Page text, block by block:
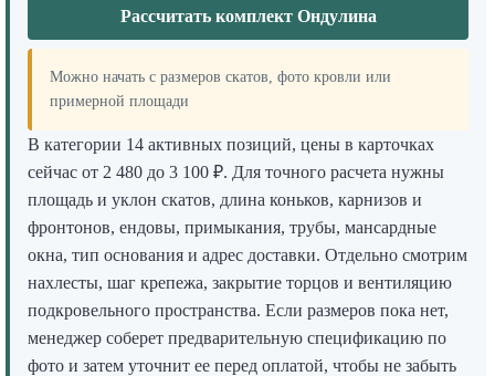
Рассчитать комплект Ондулина
Можно начать с размеров скатов, фото кровли или
примерной площади
В категории 14 активных позиций, цены в карточках
сейчас от 2 480 до 3 100 ₽. Для точного расчета нужны
площадь и уклон скатов, длина коньков, карнизов и
фронтонов, ендовы, примыкания, трубы, мансардные
окна, тип основания и адрес доставки. Отдельно смотрим
нахлесты, шаг крепежа, закрытие торцов и вентиляцию
подкровельного пространства. Если размеров пока нет,
менеджер соберет предварительную спецификацию по
фото и затем уточнит ее перед оплатой, чтобы не забыть